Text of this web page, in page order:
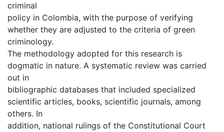
criminal
policy in Colombia, with the purpose of verifying
whether they are adjusted to the criteria of green
criminology.
The methodology adopted for this research is
dogmatic in nature. A systematic review was carried
out in
bibliographic databases that included specialized
scientific articles, books, scientific journals, among
others. In
addition, national rulings of the Constitutional Court